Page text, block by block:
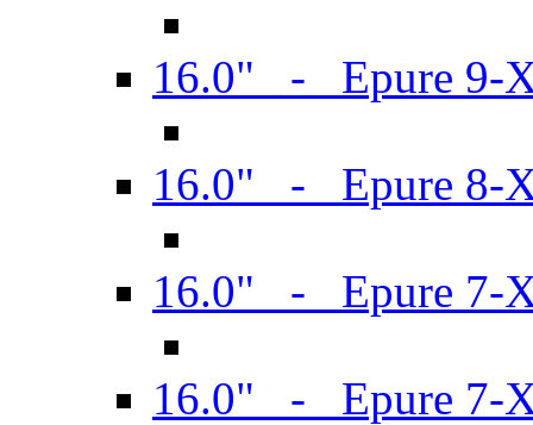
16.0" - Epure 9-
16.0" - Epure 8-
16.0" - Epure 7-
16.0" - Epure 7-